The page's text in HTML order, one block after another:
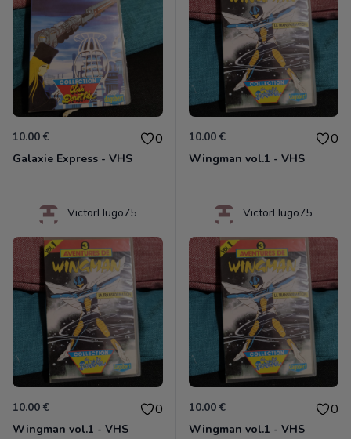
10.00 € 0
Galaxie Express - VHS
10.00 € 0
Wingman vol.1 - VHS
VictorHugo75
10.00 € 0
Wingman vol.1 - VHS
VictorHugo75
10.00 € 0
Wingman vol.1 - VHS